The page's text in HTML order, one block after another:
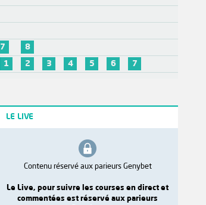
7
8
1
2 3 4 5 6 7
LE LIVE
Contenu réservé aux parieurs Genybet
Le Live, pour suivre les courses en direct et
commentées est réservé aux parieurs